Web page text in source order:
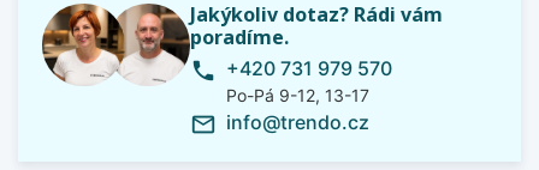
Jakýkoliv dotaz? Rádi vám
poradíme.
phone +420 731 979 570
Po-Pá 9-12, 13-17
mail_outline info@trendo.cz